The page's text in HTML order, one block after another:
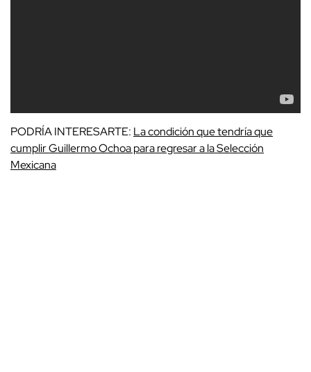
PODRÍA INTERESARTE: La condición que tendría que
cumplir Guillermo Ochoa para regresar a la Selección
Mexicana